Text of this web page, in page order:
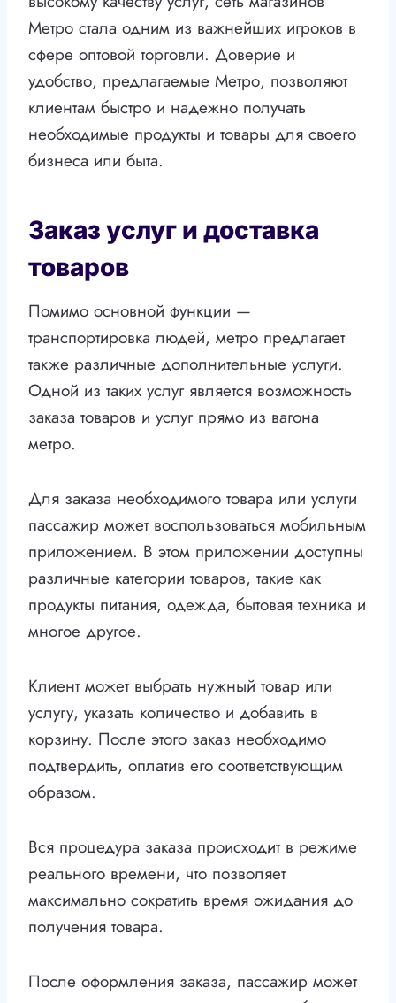
Метро стала одним из важнейших игроков в
сфере оптовой торговли. Доверие и
удобство, предлагаемые Метро, позволяют
клиентам быстро и надежно получать
необходимые продукты и товары для своего
бизнеса или быта.
Заказ услуг и доставка
товаров
Помимо основной функции —
транспортировка людей, метро предлагает
также различные дополнительные услуги.
Одной из таких услуг является возможность
заказа товаров и услуг прямо из вагона
метро.
Для заказа необходимого товара или услуги
пассажир может воспользоваться мобильным
приложением. В этом приложении доступны
различные категории товаров, такие как
продукты питания, одежда, бытовая техника и
многое другое.
Клиент может выбрать нужный товар или
услугу, указать количество и добавить в
корзину. После этого заказ необходимо
подтвердить, оплатив его соответствующим
образом.
Вся процедура заказа происходит в режиме
реального времени, что позволяет
максимально сократить время ожидания до
получения товара.
После оформления заказа, пассажир может